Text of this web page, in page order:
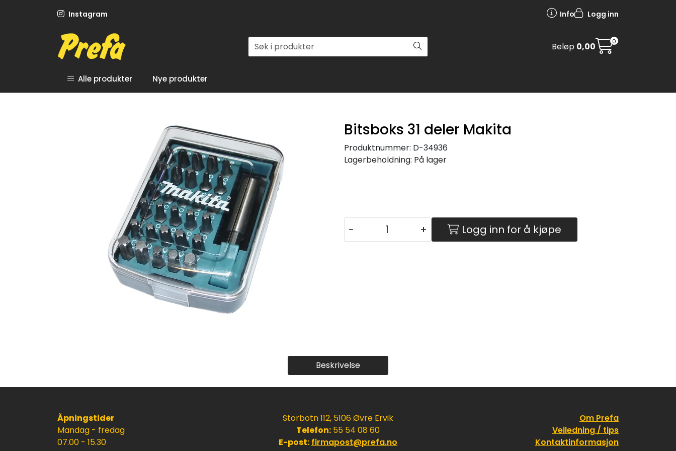
Instagram Info Logg inn
Beløp 0,00 0
Alle produkter Nye produkter
Bitsboks 31 deler Makita
Produktnummer: D-34936
Lagerbeholdning: På lager
- + Logg inn for å kjøpe
Beskrivelse
Åpningstider
Mandag - fredag
07.00 - 15.30
Storbotn 112, 5106 Øvre Ervik
Telefon: 55 54 08 60
E-post: firmapost@prefa.no
Om Prefa
Veiledning / tips
Kontaktinformasjon